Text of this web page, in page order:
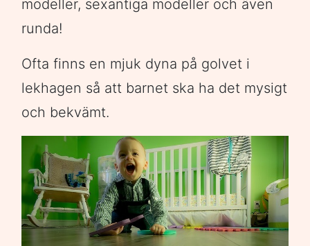
modeller, sexantiga modeller och även
runda!
Ofta finns en mjuk dyna på golvet i
lekhagen så att barnet ska ha det mysigt
och bekvämt.